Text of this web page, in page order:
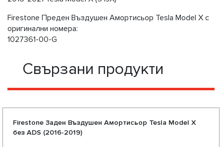
Firestone Предeн Въздушен Амортисьор Tesla Model X с
оригинални номера:
1027361-00-G
Свързани продукти
Firestone Задeн Въздушен Амортисьор Tesla Model X
без ADS (2016-2019)